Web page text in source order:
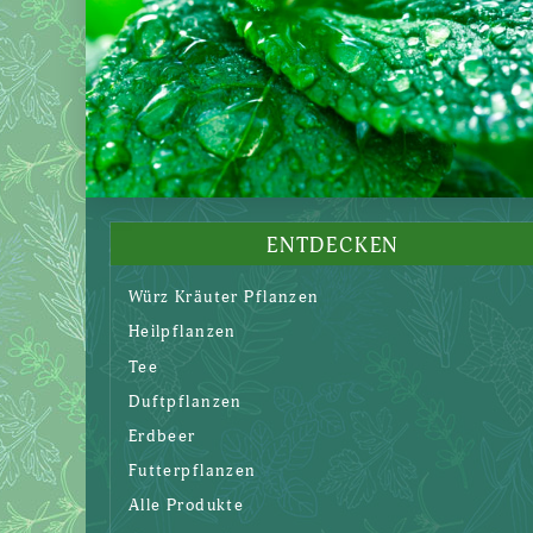
ENTDECKEN
Würz Kräuter Pflanzen
Heilpflanzen
Tee
Duftpflanzen
Erdbeer
Futterpflanzen
Alle Produkte